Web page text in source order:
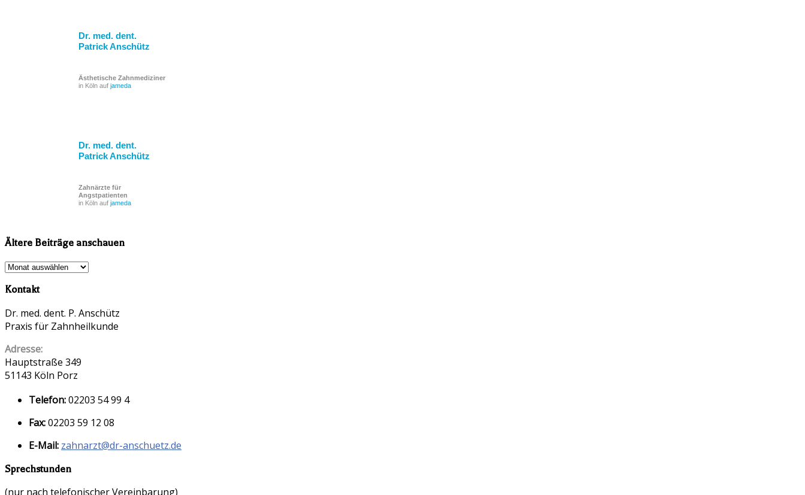
Dr. med. dent.
Patrick Anschütz
Ästhetische Zahnmediziner
in Köln auf jameda
Dr. med. dent.
Patrick Anschütz
Zahnärzte für
Angstpatienten
in Köln auf jameda
Ältere Beiträge anschauen
Ältere
anschauen
Kontakt
Dr. med. dent. P. Anschütz
Praxis für Zahnheilkunde
Adresse:
Hauptstraße 349
51143 Köln Porz
Telefon:02203 54 99 4
Fax:02203 59 12 08
E-Mail: zahnarzt@dr-anschuetz.de
Sprechstunden
(nur nach telefonischer Vereinbarung)